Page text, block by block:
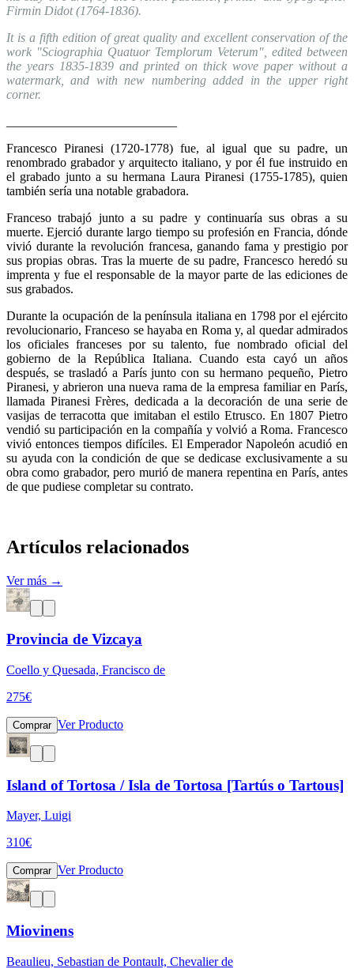
Firmin Didot (1764-1836).
It is a fifth edition of great quality and excellent conservation of the
work "Sciographia Quatuor Templorum Veterum", edited between
the years 1835-1839 and printed on thick wove paper without a
watermark, and with new numbering added in the upper right
corner.
Francesco Piranesi (1720-1778) fue, al igual que su padre, un
renombrado grabador y arquitecto italiano, y por él fue instruido en
el grabado junto a su hermana Laura Piranesi (1755-1785), quien
también sería una notable grabadora.
Franceso trabajó junto a su padre y continuaría sus obras a su
muerte. Ejerció durante largo tiempo su profesión en Francia, dónde
vivió durante la revolución francesa, ganando fama y prestigio por
sus propias obras. Tras la muerte de su padre, Francesco heredó su
imprenta y fue el responsable de la mayor parte de las ediciones de
sus grabados.
Durante la ocupación de la península italiana en 1798 por el ejército
revolucionario, Franceso se hayaba en Roma y, al quedar admirados
los oficiales franceses por su talento, fue nombrado oficial del
gobierno de la República Italiana. Cuando esta cayó un años
después, se trasladó a París junto con su hermano pequeño, Pietro
Piranesi, y abrieron una nueva rama de la empresa familiar en París,
llamada Piranesi Frères, dedicada a la decoración de una serie de
vasijas de terracotta que imitaban el estilo Etrusco. En 1807 Pietro
vendió su participación en la compañía y volvió a Roma. Francesco
vivió entonces tiempos difíciles. El Emperador Napoleón acudió en
su ayuda con la condición de que se dedicase exclusivamente a su
obra como grabador, pero murió de manera repentina en París, antes
de que pudiese completar su contrato.
Artículos relacionados
Ver más →
Provincia de Vizcaya
Coello y Quesada, Francisco de
275€
Comprar Ver Producto
Island of Tortosa / Isla de Tortosa [Tartús o Tartous]
Mayer, Luigi
310€
Comprar Ver Producto
Miovinens
Beaulieu, Sebastian de Pontault, Chevalier de